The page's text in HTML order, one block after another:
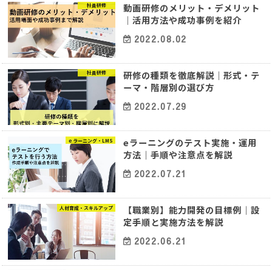
社員研修
動画研修のメリット・デメリット
｜活用方法や成功事例を紹介
2022.08.02
社員研修
研修の種類を徹底解説｜形式・テ
ーマ・階層別の選び方
2022.07.29
ｅラーニング・LMS
eラーニングのテスト実施・運用
方法｜手順や注意点を解説
2022.07.21
人材育成・スキルアップ
【職業別】能力開発の目標例｜設
定手順と実施方法を解説
2022.06.21